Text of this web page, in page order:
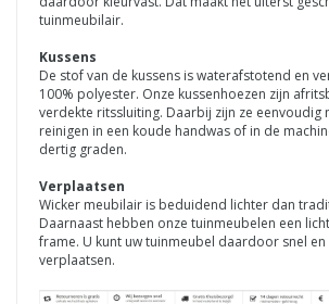
tuinmeubilair.
Kussens
De stof van de kussens is waterafstotend en
100% polyester. Onze kussenhoezen zijn
verdekte ritssluiting. Daarbij zijn ze eenvoudig
reinigen in een koude handwas of in de
dertig graden.
Verplaatsen
Wicker meubilair is beduidend lichter dan
Daarnaast hebben onze tuinmeubelen een
frame. U kunt uw tuinmeubel daardoor snel
verplaatsen.